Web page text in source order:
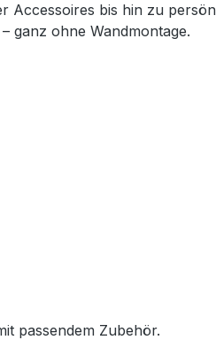
bis hin zu
ganz ohne Wandmontage.
passendem Zubehör.